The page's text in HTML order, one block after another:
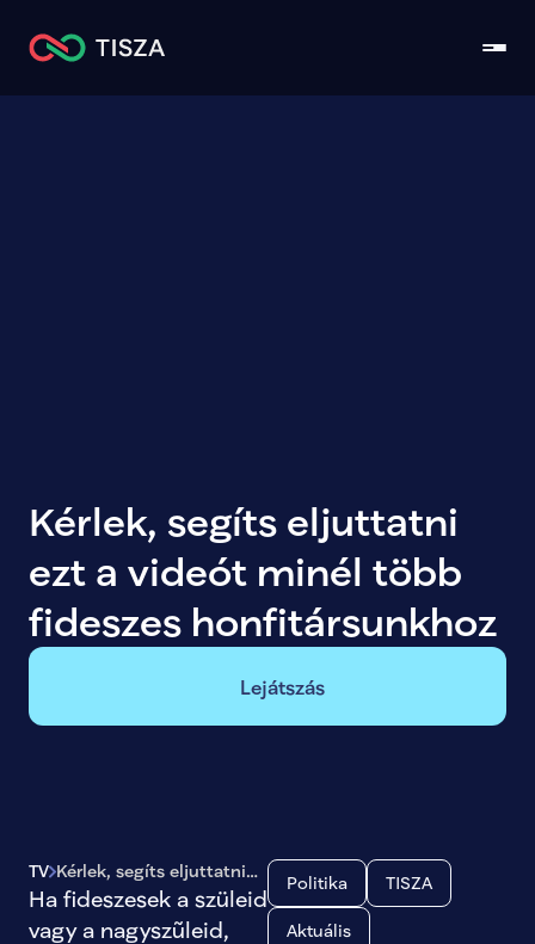
Kérlek, segíts eljuttatni
ezt a videót minél több
fideszes honfitársunkhoz
Lejátszás
TV Kérlek, segíts eljuttatni
ezt a videót minél több
fideszes honfitársunkhoz
Ha fideszesek a szüleid
vagy a nagyszũleid,
Politika TISZA
Aktuális